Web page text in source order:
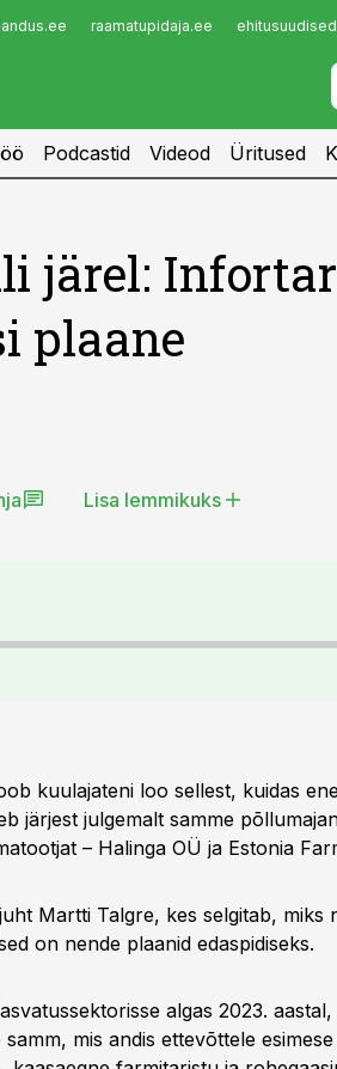
raamatupidaja.ee
Podcastid Videod Üritused
järel:
plaane
Lisa lemmikuks
kuulajateni loo sellest, kuidas
järjest julgemalt samme
– Halinga OÜ ja Estonia
Martti Talgre, kes selgitab, miks
on nende plaanid edaspidiseks.
algas 2023.
mis andis ettevõttele